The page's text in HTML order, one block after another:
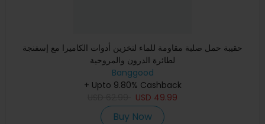
حقيبة حمل صلبة مقاومة للماء لتخزين أدوات الكاميرا مع إسفنجة
لطائرة الدرون والمروحية
Banggood
+ Upto 9.80% Cashback
USD 49.99
Buy Now